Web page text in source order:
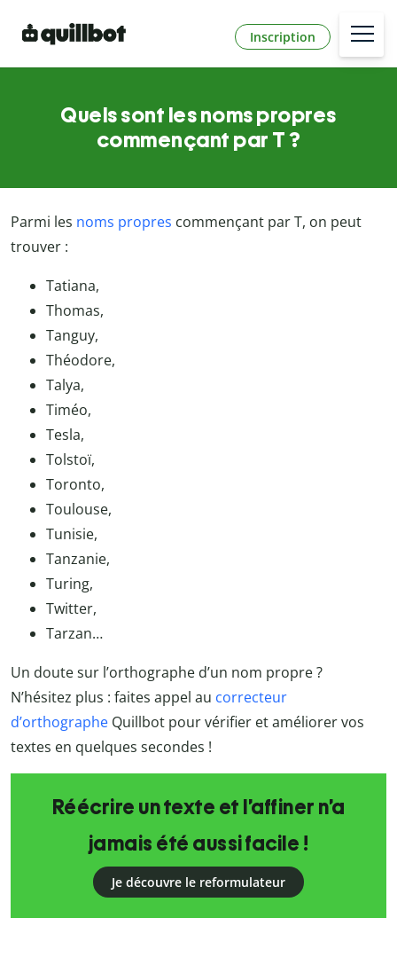
Inscription
Quels sont les noms propres
commençant par T ?
Parmi les noms propres commençant par T, on peut
trouver :
Tatiana,
Thomas,
Tanguy,
Théodore,
Talya,
Timéo,
Tesla,
Tolstoï,
Toronto,
Toulouse,
Tunisie,
Tanzanie,
Turing,
Twitter,
Tarzan…
Un doute sur l’orthographe d’un nom propre ?
N’hésitez plus : faites appel au correcteur
d’orthographe Quillbot pour vérifier et améliorer vos
textes en quelques secondes !
Réécrire un texte et l’affiner n’a
jamais été aussi facile !
Je découvre le reformulateur